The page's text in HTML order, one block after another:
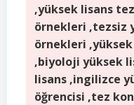
,yüksek lisans
örnekleri ,tezsiz
örnekleri
,biyoloji yüksek
lisans ,ingilizce
öğrencisi ,tez